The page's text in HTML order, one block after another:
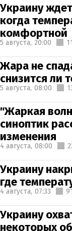
Украину
когда
комфортной
5 августа, 20:00
Жара не
снизится ли
5 августа, 08:00
"Жаркая
синоптик
изменения
4 августа, 08:00
Украину
где
4 августа, 07:33
Украину
некоторых